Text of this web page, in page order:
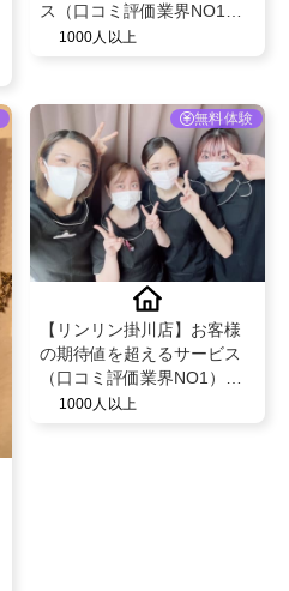
ス（口コミ評価業界NO1）
と既存のお客様からの紹介
ロン！
1000人以上
無料体験
【リンリン掛川店】お客様
の期待値を超えるサービス
（口コミ評価業界NO1）と
既存のお客様からの紹介率
1000人以上